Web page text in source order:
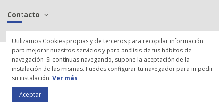
Contacto
© 2021 SCP Sintersa - Fabricación de cables y conectores aeronáuticos,
militares, ferroviarios |Política de Cookies
Utilizamos Cookies propias y de terceros para recopilar información
para mejorar nuestros servicios y para análisis de tus hábitos de
navegación. Si continuas navegando, supone la aceptación de la
instalación de las mismas. Puedes configurar tu navegador para impedir
su instalación. Ver más
Aceptar